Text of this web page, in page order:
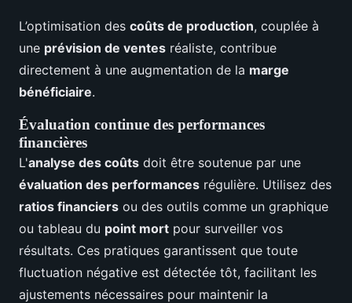
L’optimisation des coûts de production, couplée à
une prévision de ventes réaliste, contribue
directement à une augmentation de la marge
bénéficiaire.
Évaluation continue des performances
financières
L'analyse des coûts doit être soutenue par une
évaluation des performances régulière. Utilisez des
ratios financiers ou des outils comme un graphique
ou tableau du point mort pour surveiller vos
résultats. Ces pratiques garantissent que toute
fluctuation négative est détectée tôt, facilitant les
ajustements nécessaires pour maintenir la